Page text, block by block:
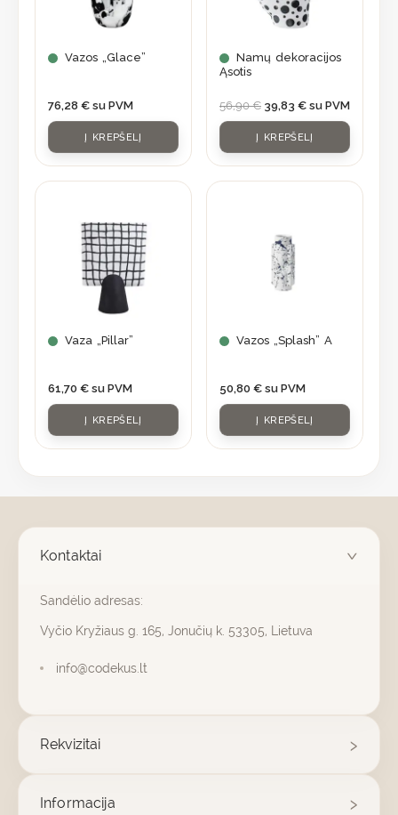
Vazos „Glace”
76,28 € su PVM
Į KREPŠELĮ
Namų dekoracijos
Ąsotis
56,90€ 39,83 € su PVM
Į KREPŠELĮ
Vaza „Pillar”
61,70 € su PVM
Į KREPŠELĮ
Vazos „Splash” A
50,80 € su PVM
Į KREPŠELĮ
Kontaktai
Sandėlio adresas:
Vyčio Kryžiaus g. 165, Jonučių k. 53305, Lietuva
info@codekus.lt
Rekvizitai
Informacija